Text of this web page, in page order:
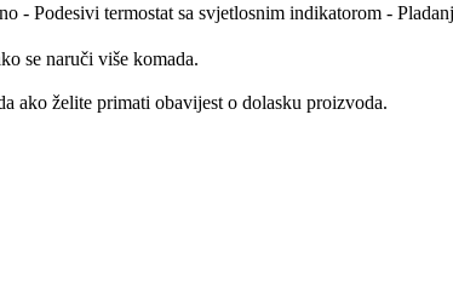
- Podesivi termostat sa svjetlosnim indikatorom - Pladanj
se naruči više komada.
ako želite primati obavijest o dolasku proizvoda.